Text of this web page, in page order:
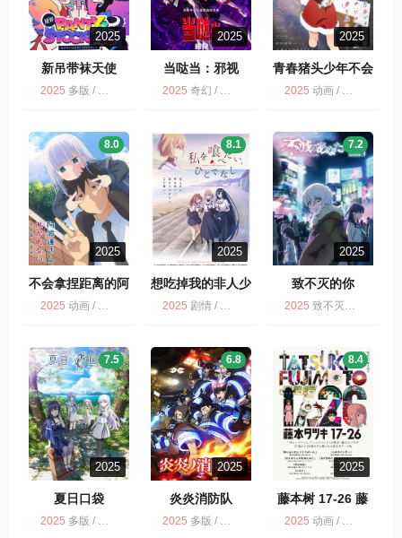
2025
新吊带袜天使
2025 多版 / 剧情 / 新吊带袜天使 / 动画
2025
当哒当：邪视
2025 奇幻 / 多版 / 喜剧 / 动画 / 动作
2025
青春猪头少年不会
梦到圣诞服女郎
2025 动画 / 爱情 / 剧情 / 多版
2025
不会拿捏距离的阿
波连同学
8.0
2025 动画 / 多版 / 剧情 / 喜剧
2025
想吃掉我的非人少
女
8.1
2025 剧情 / 想吃掉我的非人少女 / 多版 / 动画 / 同性
2025
致不灭的你
7.2
2025 致不灭的你 第3季 / 奇幻 / 多版 / 动画
2025
夏日口袋
7.5
2025 多版 / 动画 / 爱情 / 奇幻
2025
炎炎消防队
6.8
2025 多版 / 动画 / 灾难 / 奇幻
2025
藤本树 17-26 藤
本タツキ 17-26
8.4
2025 动画 / 多版 / 奇幻 / 剧情 / 科幻 / 藤本树 17-26